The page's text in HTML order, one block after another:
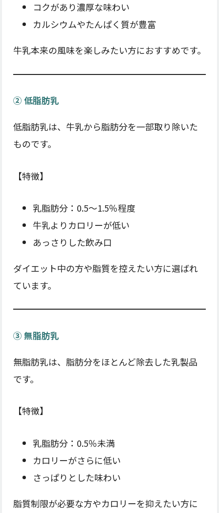
コクがあり濃厚な味わい
カルシウムやたんぱく質が豊富
牛乳本来の風味を楽しみたい方におすすめです。
② 低脂肪乳
低脂肪乳は、牛乳から脂肪分を一部取り除いた
ものです。
【特徴】
乳脂肪分：0.5～1.5％程度
牛乳よりカロリーが低い
あっさりした飲み口
ダイエット中の方や脂質を控えたい方に選ばれ
ています。
③ 無脂肪乳
無脂肪乳は、脂肪分をほとんど除去した乳製品
です。
【特徴】
乳脂肪分：0.5％未満
カロリーがさらに低い
さっぱりとした味わい
脂質制限が必要な方やカロリーを抑えたい方に